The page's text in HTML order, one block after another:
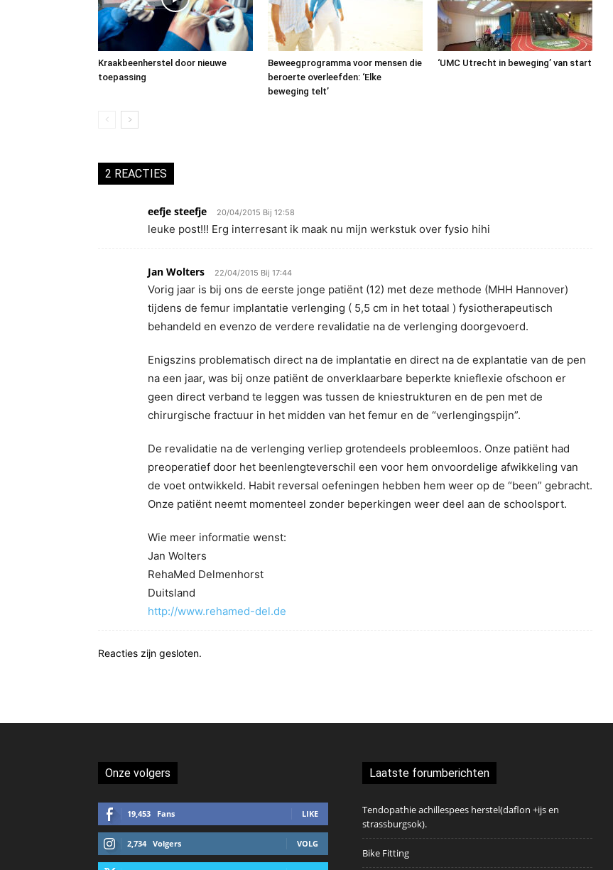
Kraakbeenherstel door nieuwe
toepassing
Beweegprogramma voor mensen die
beroerte overleefden: ‘Elke
beweging telt’
‘UMC Utrecht in beweging’ van start
2 REACTIES
eefje steefje 20/04/2015 Bij 12:58
leuke post!!! Erg interresant ik maak nu mijn werkstuk over fysio hihi
Jan Wolters 22/04/2015 Bij 17:44
Vorig jaar is bij ons de eerste jonge patiënt (12) met deze methode (MHH Hannover)
tijdens de femur implantatie verlenging ( 5,5 cm in het totaal ) fysiotherapeutisch
behandeld en evenzo de verdere revalidatie na de verlenging doorgevoerd.
Enigszins problematisch direct na de implantatie en direct na de explantatie van de pen
na een jaar, was bij onze patiënt de onverklaarbare beperkte knieflexie ofschoon er
geen direct verband te leggen was tussen de kniestrukturen en de pen met de
chirurgische fractuur in het midden van het femur en de “verlengingspijn”.
De revalidatie na de verlenging verliep grotendeels probleemloos. Onze patiënt had
preoperatief door het beenlengteverschil een voor hem onvoordelige afwikkeling van
de voet ontwikkeld. Habit reversal oefeningen hebben hem weer op de “been” gebracht.
Onze patiënt neemt momenteel zonder beperkingen weer deel aan de schoolsport.
Wie meer informatie wenst:
Jan Wolters
RehaMed Delmenhorst
Duitsland
http://www.rehamed-del.de
Reacties zijn gesloten.
Onze volgers
19,453 Fans LIKE
2,734 Volgers VOLG
Laatste forumberichten
Tendopathie achillespees herstel(daflon +ijs en
strassburgsok).
Bike Fitting